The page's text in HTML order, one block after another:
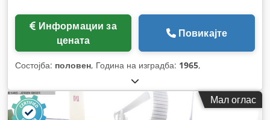
цената
Повикајте
Состојба: половен, Година на изградба: 1965,
Мал оглас